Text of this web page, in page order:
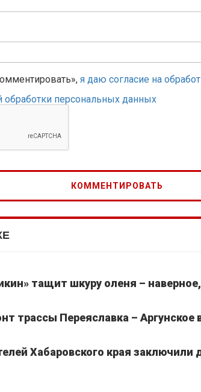
я даю согласие на
персональных данных
тащит шкуру оленя –
трассы Переяславка – Аргунское
Хабаровского края заключили